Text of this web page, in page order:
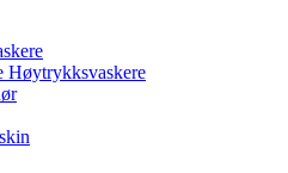
Høytrykksvaskere